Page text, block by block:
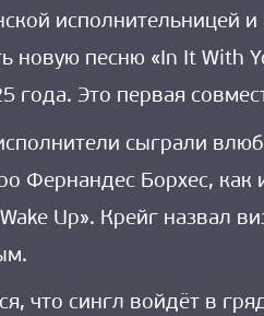
исполнительницей
новую песню «In It With
года. Это первая
сыграли
Фернандес Борхес, как
Up». Крейг назвал
что сингл войдёт в